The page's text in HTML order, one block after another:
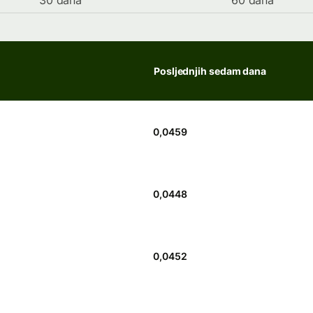
Posljednjih sedam dana
0,0459
0,0448
0,0452